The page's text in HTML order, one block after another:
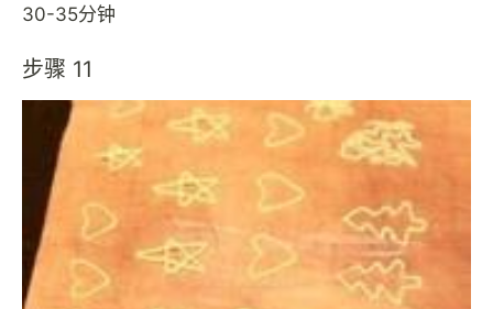
30-35分钟
步骤 11